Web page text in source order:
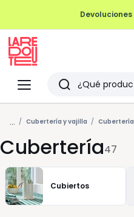
Devoluciones
Menu
Redoute
Buscar
Últimos
artículos
vistos
... Cubertería y vajilla Cubertería
Cubertería47
Cubiertos